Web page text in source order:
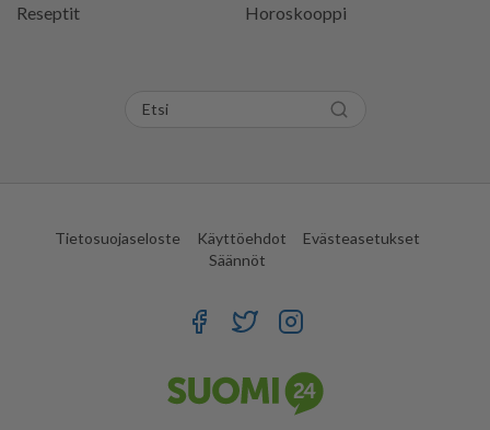
Reseptit
Horoskooppi
Tietosuojaseloste Käyttöehdot
Evästeasetukset
Säännöt